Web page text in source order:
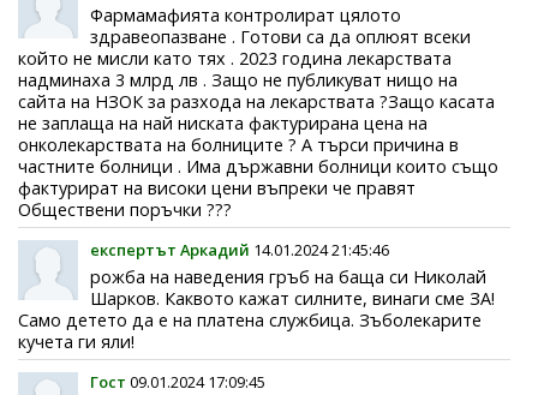
Фармамафията контролират цялото
здравеопазване . Готови са да оплюят всеки
който не мисли като тях . 2023 година лекарствата
надминаха 3 млрд лв . Защо не публикуват нищо на
сайта на НЗОК за разхода на лекарствата ?Защо касата
не заплаща на най ниската фактурирана цена на
онколекарствата на болниците ? А търси причина в
частните болници . Има държавни болници които също
фактурират на високи цени въпреки че правят
Обществени поръчки ???
експертът Аркадий 14.01.2024 21:45:46
рожба на наведения гръб на баща си Николай
Шарков. Каквото кажат силните, винаги сме ЗА!
Само детето да е на платена службица. Зъболекарите
кучета ги яли!
Гост 09.01.2024 17:09:45